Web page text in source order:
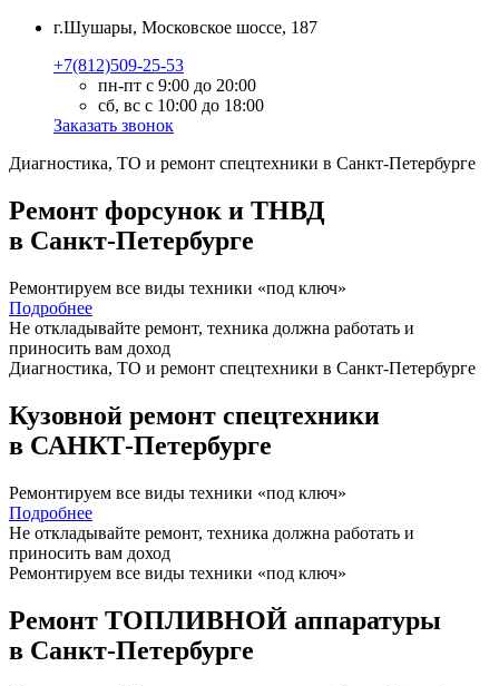
г.Шушары, Московское шоссе, 187
+7(812)509-25-53
пн-пт с 9:00 до 20:00
сб, вс с 10:00 до 18:00
Заказать звонок
Диагностика, ТО и ремонт спецтехники в Санкт-Петербурге
Ремонт форсунок и ТНВД
в Санкт-Петербурге
Ремонтируем все виды техники «под ключ»
Подробнее
Не откладывайте ремонт, техника должна работать и
приносить вам доход
Диагностика, ТО и ремонт спецтехники в Санкт-Петербурге
Кузовной ремонт спецтехники
в САНКТ-Петербурге
Ремонтируем все виды техники «под ключ»
Подробнее
Не откладывайте ремонт, техника должна работать и
приносить вам доход
Ремонтируем все виды техники «под ключ»
Ремонт ТОПЛИВНОЙ аппаратуры
в Санкт-Петербурге